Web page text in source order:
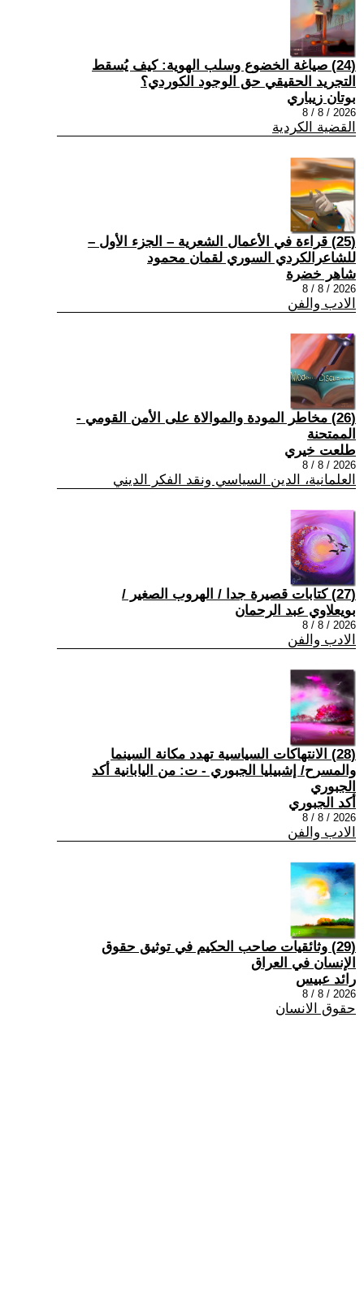
(24) صياغة الخضوع وسلب الهوية: كيف يُسقط
التجريد الحقيقي حق الوجود الكوردي؟
بوتان زيباري
2026 / 8 / 8
القضية الكردية
(25) قراءة في الأعمال الشعرية – الجزء الأول –
للشاعرالكردي السوري لقمان محمود
شاهر خضرة
2026 / 8 / 8
الادب والفن
(26) مخاطر المودة والموالاة على الأمن القومي -
الممتحنة
طلعت خيري
2026 / 8 / 8
العلمانية، الدين السياسي ونقد الفكر الديني
(27) كتابات قصيرة جدا / الهروب الصغير /
بويعلاوي عبد الرحمان
2026 / 8 / 8
الادب والفن
(28) الانتهاكات السياسية تهدد مكانة السينما
والمسرح/ إشبيليا الجبوري - ت: من اليابانية أكد
الجبوري
أكد الجبوري
2026 / 8 / 8
الادب والفن
(29) وثائقيات صاحب الحكيم في توثيق حقوق
الإنسان في العراق
رائد عبيس
2026 / 8 / 8
حقوق الانسان